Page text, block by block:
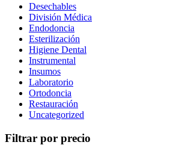
Desechables
División Médica
Endodoncia
Esterilización
Higiene Dental
Instrumental
Insumos
Laboratorio
Ortodoncia
Restauración
Uncategorized
Filtrar por precio